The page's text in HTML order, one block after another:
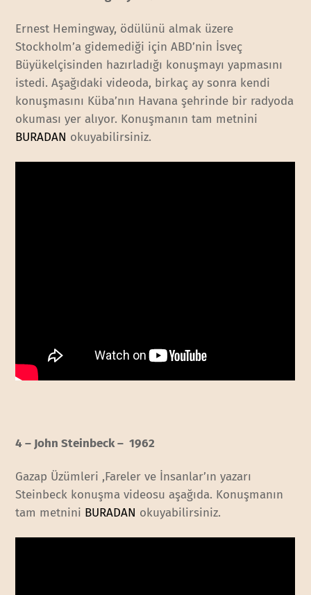
Ernest Hemingway, ödülünü almak üzere
Stockholm’a gidemediği için ABD’nin İsveç
Büyükelçisinden hazırladığı konuşmayı yapmasını
istedi. Aşağıdaki videoda, birkaç ay sonra kendi
konuşmasını Küba’nın Havana şehrinde bir radyoda
okuması yer alıyor. Konuşmanın tam metnini
BURADAN okuyabilirsiniz.
4 – John Steinbeck – 1962
Gazap Üzümleri ,Fareler ve İnsanlar’ın yazarı
Steinbeck konuşma videosu aşağıda. Konuşmanın
tam metnini BURADAN okuyabilirsiniz.